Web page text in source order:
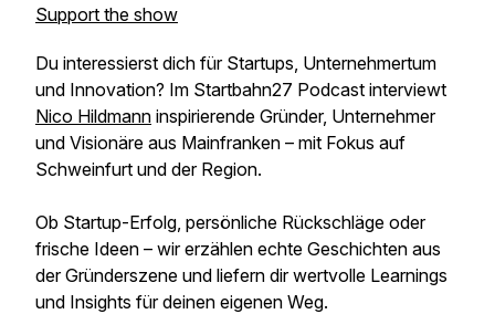
Support the show
Du interessierst dich für Startups, Unternehmertum
und Innovation? Im Startbahn27 Podcast interviewt
Nico Hildmann inspirierende Gründer, Unternehmer
und Visionäre aus Mainfranken – mit Fokus auf
Schweinfurt und der Region.
Ob Startup-Erfolg, persönliche Rückschläge oder
frische Ideen – wir erzählen echte Geschichten aus
der Gründerszene und liefern dir wertvolle Learnings
und Insights für deinen eigenen Weg.